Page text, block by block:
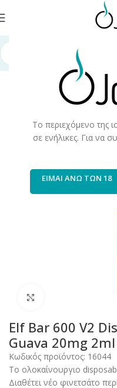
Το περιεχόμενο της
σε ενήλικες. Για να
ΕΙΜΑΙ ΑΝΩ ΤΩΝ 18
Elf Bar 600 V2
Guava 20mg 2ml
Κωδικός προϊόντος: 16044
Το ολοκαίνουργιο
Διαθέτει νέο φινετσάτο